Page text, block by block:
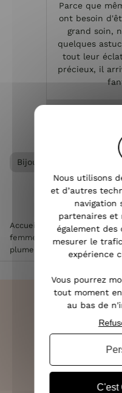
Parce que
ont besoin
grand soin,
quelques
tout leur
précieux, il
Bijoux acier femme
Accueil Accessoires de
femme
Collier acier femme
plume et pompon noir
Nous utilisons
et d’autres
navigation
partenaires et
également
mesurer le
expérience
Vous pourrez
tout moment
au bas de
C'est